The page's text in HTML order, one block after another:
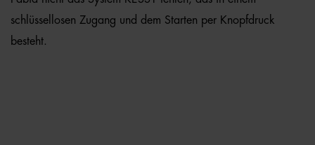
schlüssellosen Zugang und dem Starten per Knopfdruck
besteht.